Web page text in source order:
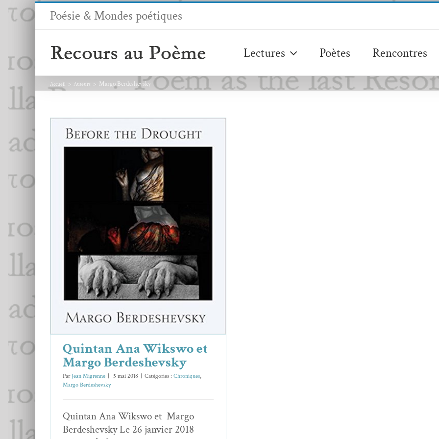
Passer
Poésie & Mondes poétiques
Lectures Poètes Rencontres
Accueil Auteurs Margo Berdeshevsky
Quintan Ana Wikswo et Margo
Berdeshevsky
Chroniques Margo Berdeshevsky
Quintan Ana Wikswo et
Margo Berdeshevsky
Par Jean Migrenne 5 mai 2018 Catégories : Chroniques,
Margo Berdeshevsky
Quintan Ana Wikswo et Margo
Berdeshevsky Le 26 janvier 2018